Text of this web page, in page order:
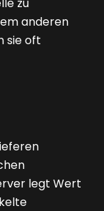
anderen
sie oft
legt Wert